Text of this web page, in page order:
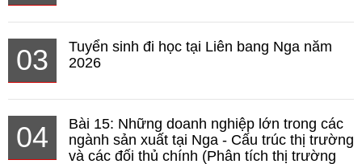
03
Tuyển sinh đi học tại Liên bang Nga năm
2026
04
Bài 15: Những doanh nghiệp lớn trong các
ngành sản xuất tại Nga - Cấu trúc thị trường
và các đối thủ chính (Phân tích thị trường